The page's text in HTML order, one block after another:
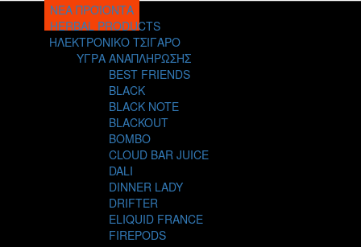
ΝΕΑ ΠΡΟΪΟΝΤΑ
HERBAL PRODUCTS
ΗΛΕΚΤΡΟΝΙΚΟ ΤΣΙΓΑΡΟ
ΥΓΡΑ ΑΝΑΠΛΗΡΩΣΗΣ
BEST FRIENDS
BLACK
BLACK NOTE
BLACKOUT
BOMBO
CLOUD BAR JUICE
DALI
DINNER LADY
DRIFTER
ELIQUID FRANCE
FIREPODS